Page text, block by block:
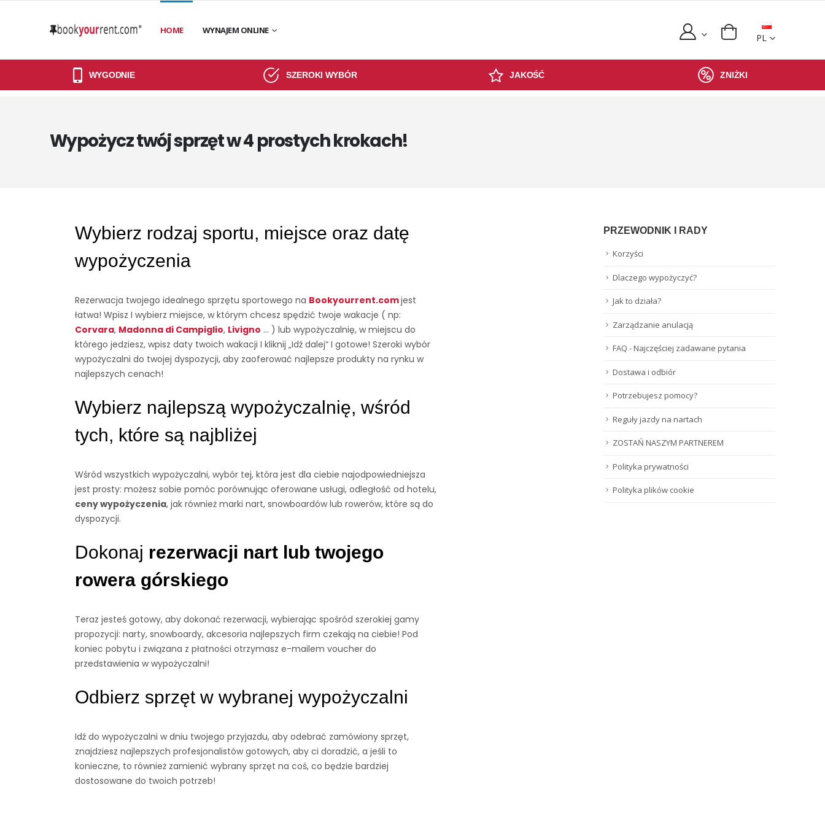
HOME WYNAJEM ONLINE
PL
WYGODNIE SZEROKI WYBÓR JAKOŚĆ ZNIŻKI
Wypożycz twój sprzęt w 4 prostych krokach!
Wybierz rodzaj sportu, miejsce oraz datę
wypożyczenia
Rezerwacja twojego idealnego sprzętu sportowego na Bookyourrent.comjest
łatwa! Wpisz I wybierz miejsce, w którym chcesz spędzić twoje wakacje ( np:
Corvara, Madonna di Campiglio, Livigno ... ) lub wypożyczalnię, w miejscu do
którego jedziesz, wpisz daty twoich wakacji I kliknij „Idź dalej“ I gotowe! Szeroki wybór
wypożyczalni do twojej dyspozycji, aby zaoferować najlepsze produkty na rynku w
najlepszych cenach!
Wybierz najlepszą wypożyczalnię, wśród
tych, które są najbliżej
Wśród wszystkich wypożyczalni, wybór tej, która jest dla ciebie najodpowiedniejsza
jest prosty: możesz sobie pomóc porównując oferowane usługi, odległość od hotelu,
ceny wypożyczenia, jak również marki nart, snowboardów lub rowerów, które są do
dyspozycji.
Dokonaj rezerwacji nart lub twojego
rowera górskiego
Teraz jesteś gotowy, aby dokonać rezerwacji, wybierając spośród szerokiej gamy
propozycji: narty, snowboardy, akcesoria najlepszych firm czekają na ciebie! Pod
koniec pobytu i związana z płatności otrzymasz e-mailem voucher do
przedstawienia w wypożyczalni!
Odbierz sprzęt w wybranej wypożyczalni
Idź do wypożyczalni w dniu twojego przyjazdu, aby odebrać zamówiony sprzęt,
znajdziesz najlepszych profesjonalistów gotowych, aby ci doradzić, a jeśli to
konieczne, to również zamienić wybrany sprzęt na coś, co będzie bardziej
dostosowane do twoich potrzeb!
PRZEWODNIK I RADY
Korzyści
Dlaczego wypożyczyć?
Jak to działa?
Zarządzanie anulacją
FAQ - Najczęściej zadawane pytania
Dostawa i odbiór
Potrzebujesz pomocy?
Reguły jazdy na nartach
ZOSTAŃ NASZYM PARTNEREM
Polityka prywatności
Polityka plików cookie